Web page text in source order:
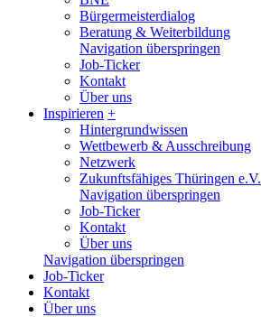
Bürgermeisterdialog
Beratung & Weiterbildung
Navigation überspringen
Job-Ticker
Kontakt
Über uns
Inspirieren +
Hintergrundwissen
Wettbewerb & Ausschreibung
Netzwerk
Zukunftsfähiges Thüringen e.V.
Navigation überspringen
Job-Ticker
Kontakt
Über uns
Navigation überspringen
Job-Ticker
Kontakt
Über uns